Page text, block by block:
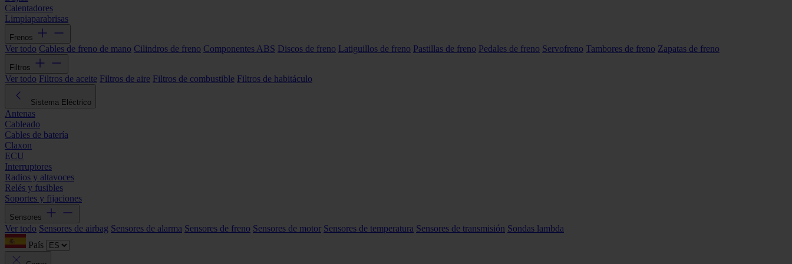
Calentadores
Limpiaparabrisas
Frenos
Ver todo Cables de freno de mano Cilindros de freno Componentes ABS Discos de freno Latiguillos de freno Pastillas de freno Pedales de freno Servofreno Tambores de freno Zapatas de freno
Filtros
Ver todo Filtros de aceite Filtros de aire Filtros de combustible Filtros de habitáculo
Sistema Eléctrico
Antenas
Cableado
Cables de batería
Claxon
ECU
Interruptores
Radios y altavoces
Relés y fusibles
Soportes y fijaciones
Sensores
Ver todo Sensores de airbag Sensores de alarma Sensores de freno Sensores de motor Sensores de temperatura Sensores de transmisión Sondas lambda
País